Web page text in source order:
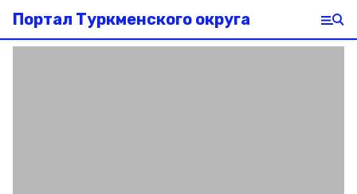
Портал Туркменского округа